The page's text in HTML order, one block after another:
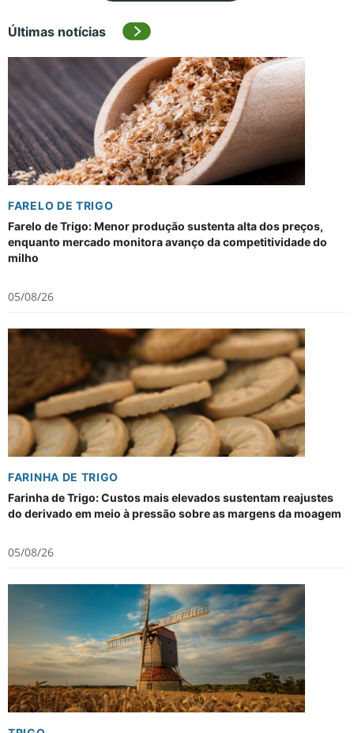
Últimas notícias
FARELO DE TRIGO
Farelo de Trigo: Menor produção sustenta alta dos preços,
enquanto mercado monitora avanço da competitividade do
milho
05/08/26
FARINHA DE TRIGO
Farinha de Trigo: Custos mais elevados sustentam reajustes
do derivado em meio à pressão sobre as margens da moagem
05/08/26